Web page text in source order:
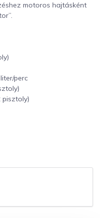
motoros hajtásként
perc